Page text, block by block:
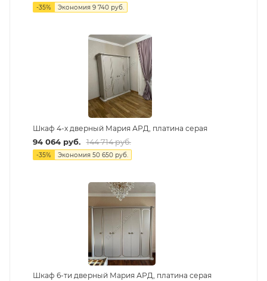
-35% Экономия 9 740руб.
Шкаф 4-х дверный Мария АРД, платина серая
94 064руб. 144 714руб.
-35% Экономия 50 650руб.
Шкаф 6-ти дверный Мария АРД, платина серая